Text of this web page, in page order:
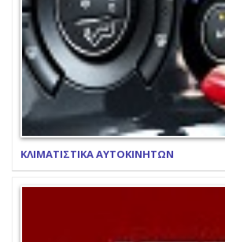
ΚΛΙΜΑΤΙΣΤΙΚΑ ΑΥΤΟΚΙΝΗΤΩΝ